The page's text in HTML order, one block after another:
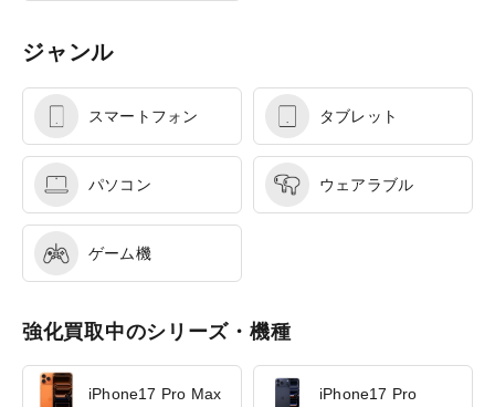
ジャンル
スマートフォン タブレット
パソコン ウェアラブル
ゲーム機
強化買取中のシリーズ・機種
iPhone17 Pro Max iPhone17 Pro